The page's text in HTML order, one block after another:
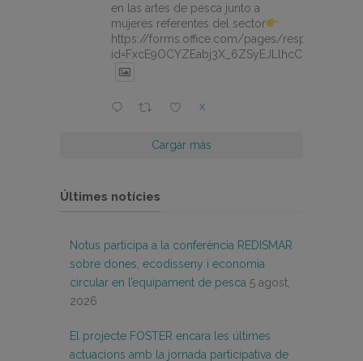
en las artes de pesca junto a
mujeres referentes del sector
https://forms.office.com/pages/
X
Cargar más
Últimes notícies
Notus participa a la conferència REDISMAR
sobre dones, ecodisseny i economia
circular en l’equipament de pesca 5 agost,
2026
El projecte FOSTER encara les últimes
actuacions amb la jornada participativa de